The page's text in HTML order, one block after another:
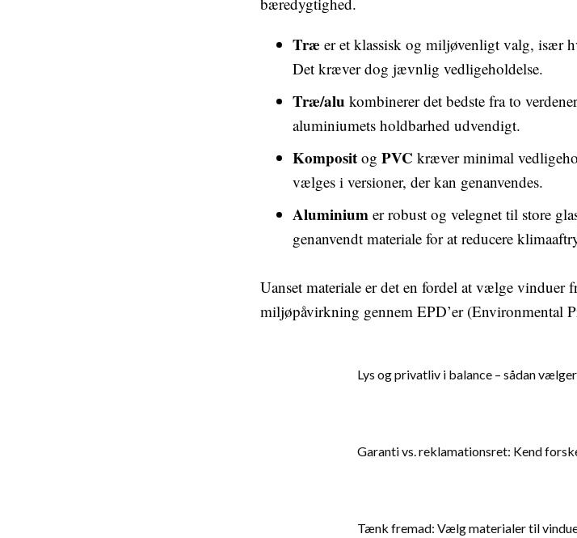
Træ er et klassisk og miljøvenligt valg, især
Det kræver dog jævnlig vedligeholdelse.
Træ/alu kombinerer det bedste fra to
aluminiumets holdbarhed udvendigt.
Komposit og PVC kræver minimal
vælges i versioner, der kan genanvendes.
Aluminium er robust og velegnet til store
genanvendt materiale for at reducere
Uanset materiale er det en fordel at vælge vinduer
miljøpåvirkning gennem EPD’er (Environmental
Lys og privatliv i balance – sådan
Garanti vs. reklamationsret: Kend
Tænk fremad: Vælg materialer til